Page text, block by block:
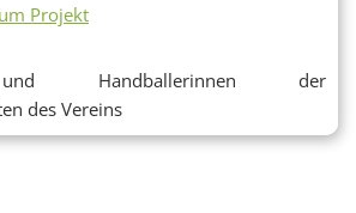
Projekt
Handballerinnen der
des Vereins